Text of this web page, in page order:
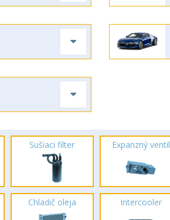
Sušiaci filter Expanzný ventil
Chladič oleja Intercooler